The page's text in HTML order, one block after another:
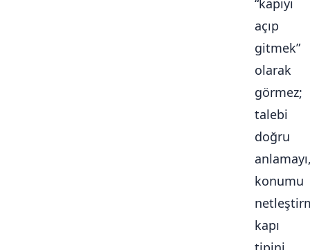
“kapıyı
açıp
gitmek”
olarak
görmez;
talebi
doğru
konumu
kapı